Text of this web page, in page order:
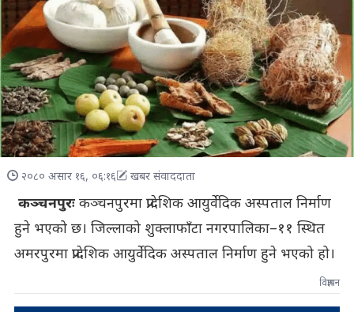
२०८० असार १६, ०६:१६ खबर संवाददाता
कञ्चनपुरः कञ्चनपुरमा प्रादेशिक आयुर्वेदिक अस्पताल निर्माण
हुने भएको छ। जिल्लाको शुक्लाफाँटा नगरपालिका–११ स्थित
अमरपुरमा प्रादेशिक आयुर्वेदिक अस्पताल निर्माण हुने भएको हो।
विज्ञापन